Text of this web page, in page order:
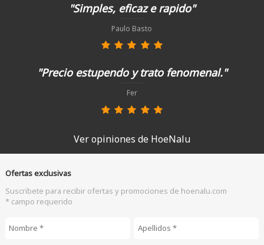
"Simples, eficaz e rapido"
Paulo Basto
"Precio estupendo y trato fenomenal."
Fer
Ver opiniones de HoeNalu
Ofertas exclusivas
Suscribete para recibir ofertas y promociones de hoenalu.com
* campo requerido